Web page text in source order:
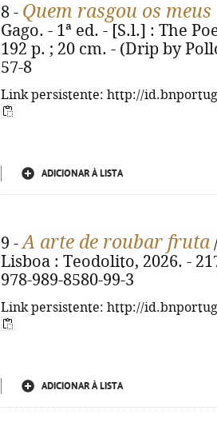
8 - Quem rasgou os
Gago. - 1ª ed. - [S.l.] : The
192 p. ; 20 cm. - (Drip by
57-8
Link persistente: http://
ADICIONAR À LISTA
9 -A arte de roubar fruta
Lisboa : Teodolito, 2026. -
978-989-8580-99-3
Link persistente: http://
ADICIONAR À LISTA